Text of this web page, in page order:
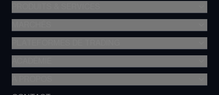
Trading d’options
Comparez des comptes
Coûts
Actions
Matières Premières